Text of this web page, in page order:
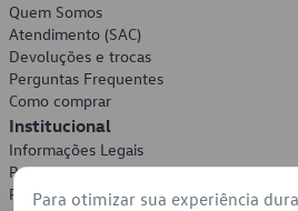
Quem Somos
Atendimento (SAC)
Devoluções e trocas
Perguntas Frequentes
Como comprar
Institucional
Informações Legais
Política de Privacidade
Política de Cookies
Para otimizar sua experiência